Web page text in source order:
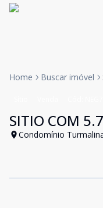
Home Buscar imóvel
SITIO COM
Condomínio